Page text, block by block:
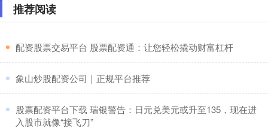
推荐阅读
​配资股票交易平台 股票配资通：让您轻松撬动财富杠杆
​象山炒股配资公司｜正规平台推荐
​股票配资平台下载 瑞银警告：日元兑美元或升至135，现在进
入股市就像“接飞刀”